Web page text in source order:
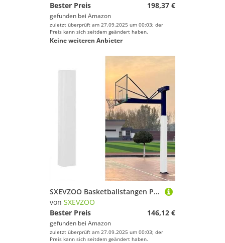
Bester Preis
198,37 €
gefunden bei Amazon
zuletzt überprüft am 27.09.2025 um 00:03; der
Preis kann sich seitdem geändert haben.
Keine weiteren Anbieter
SXEVZOO Basketballstangen Polster 180cm Hoch Quadratische Basketballkorb-Polsterung Allwetter-Wasserdicht Schaumstoff-Polsterpolster für Garage Turnhallen Schulen(White,10x15cm Pole)
von SXEVZOO
Bester Preis
146,12 €
gefunden bei Amazon
zuletzt überprüft am 27.09.2025 um 00:03; der
Preis kann sich seitdem geändert haben.